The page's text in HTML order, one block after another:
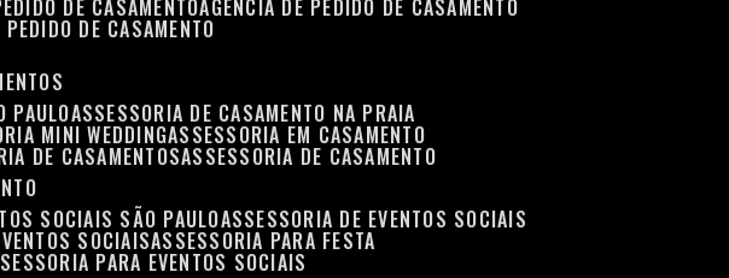
DE CASAMENTO AGÊNCIA DE PEDIDO DE CASAMENTO
PEDIDO DE CASAMENTO
PAULO ASSESSORIA DE CASAMENTO NA PRAIA
MINI WEDDING ASSESSORIA EM CASAMENTO
DE CASAMENTOS ASSESSORIA DE CASAMENTO
SOCIAIS SÃO PAULO ASSESSORIA DE EVENTOS SOCIAIS
SOCIAIS ASSESSORIA PARA FESTA
PARA EVENTOS SOCIAIS